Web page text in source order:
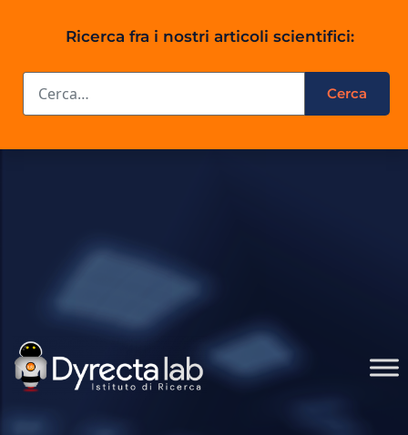
Ricerca fra i nostri articoli scientifici: